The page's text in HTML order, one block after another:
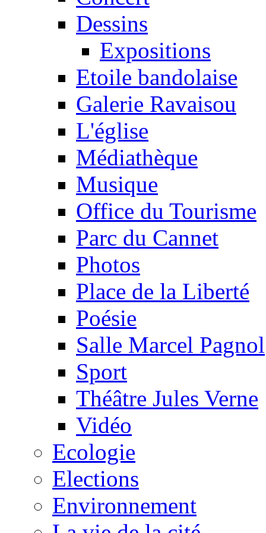
Dessins
Expositions
Etoile bandolaise
Galerie Ravaisou
L'église
Médiathèque
Musique
Office du Tourisme
Parc du Cannet
Photos
Place de la Liberté
Poésie
Salle Marcel Pagnol
Sport
Théâtre Jules Verne
Vidéo
Ecologie
Elections
Environnement